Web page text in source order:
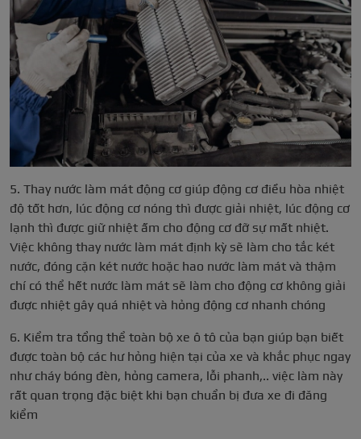
5. Thay nước làm mát động cơ giúp động cơ điều hòa nhiệt
độ tốt hơn, lúc động cơ nóng thì được giải nhiệt, lúc động cơ
lạnh thì được giữ nhiệt ấm cho động cơ đỡ sự mất nhiệt.
Việc không thay nước làm mát định kỳ sẽ làm cho tắc két
nước, đóng cặn két nước hoặc hao nước làm mát và thậm
chí có thể hết nước làm mát sẽ làm cho động cơ không giải
được nhiệt gây quá nhiệt và hỏng động cơ nhanh chóng
6. Kiểm tra tổng thể toàn bộ xe ô tô của bạn giúp bạn biết
được toàn bộ các hư hỏng hiện tại của xe và khắc phục ngay
như cháy bóng đèn, hỏng camera, lỗi phanh,.. việc làm này
rất quan trọng đặc biệt khi bạn chuẩn bị đưa xe đi đăng
kiểm